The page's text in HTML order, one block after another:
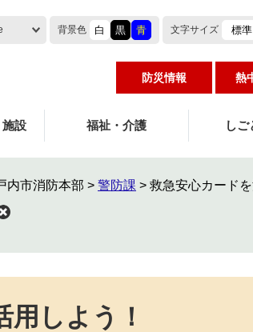
背景色 白 黒 青 文字サイズ 標準
防災情報 熱
設 福祉・介護 しご
内市消防本部 > 警防課 > 救急安心カードを
しよう！